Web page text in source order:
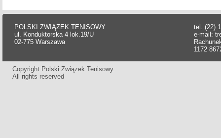
POLSKI ZWIĄZEK TENISOWY
ul. Konduktorska 4 lok.19/U
02-775 Warszawa
tel. (22)
e-mail:
1172
Copyright Polski Związek Tenisowy.
All rights reserved